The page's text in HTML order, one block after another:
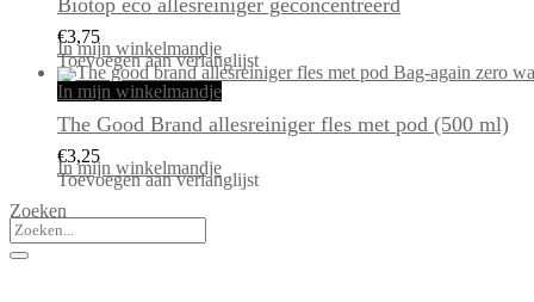
Biotop eco allesreiniger geconcentreerd
€3,75
In mijn winkelmandje
Toevoegen aan verlanglijst
In mijn winkelmandje
The Good Brand allesreiniger fles met pod (500 ml)
€3,25
In mijn winkelmandje
Toevoegen aan verlanglijst
Zoeken